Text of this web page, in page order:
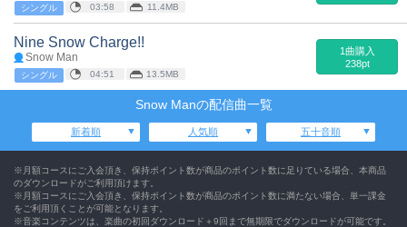
シングル 03:58 11.4MB
Nine Snow Charge!!
Snow Man
シングル 04:51 13.5MB
1曲購入
238pt
Snow Manの配信曲一覧
新着順 人気順 五十音順
※月額コースにご入会頂き、保持ポイント数が商品のポイント数に足りている場合、本商品
のダウンロードがご利用頂けます。
※月額コースにご入会頂き、保持ポイント数が商品のポイント数に満たない場合、単一課金
をご利用頂くことが可能となります。
※音楽コンテンツは、楽曲の初回ダウンロード＋9回まで無期限でダウンロードが可能です。